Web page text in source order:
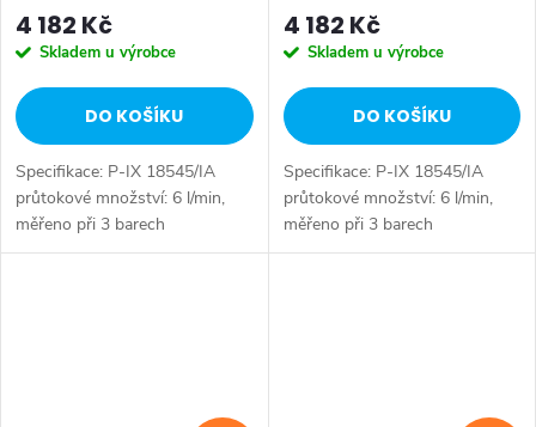
4 182 Kč
Skladem u výrobce
DO KOŠÍKU
Specifikace: P-IX 18545/IA
průtokové množství: 6 l/min,
měřeno při 3 barech
hydraulického tlaku Tělesa
4 182 Kč
Skladem u výrobce
DO KOŠÍKU
Specifikace: P-IX 18545/IA
průtokové množství: 6 l/min,
měřeno při 3 barech
hydraulického tlaku Tělesa